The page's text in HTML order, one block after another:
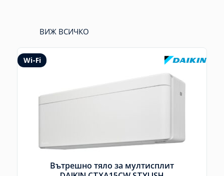
ВИЖ ВСИЧКО
Wi-Fi
Вътрешно тяло за мултисплит